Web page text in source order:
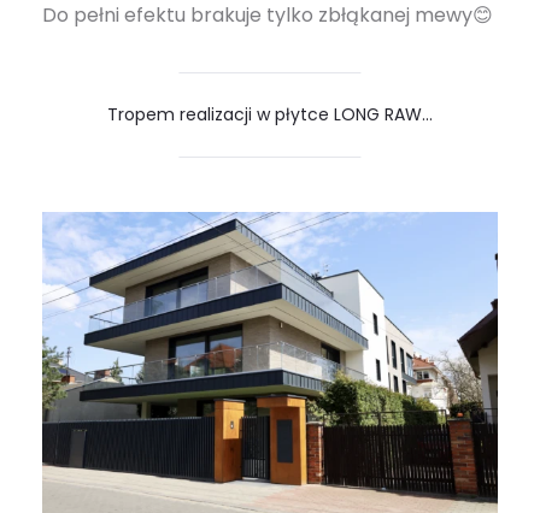
Do pełni efektu brakuje tylko zbłąkanej mewy😊
Tropem realizacji w płytce LONG RAW…